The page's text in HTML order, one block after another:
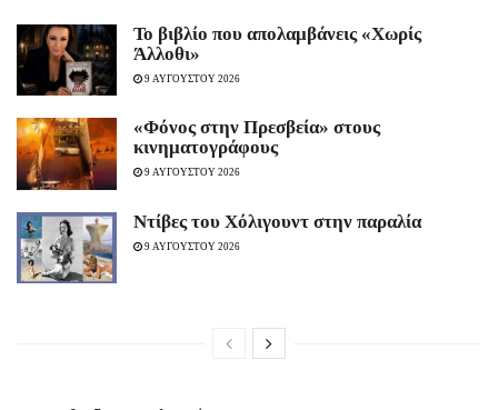
Το βιβλίο που απολαμβάνεις «Χωρίς
Άλλοθι»
9 ΑΥΓΟΥΣΤΟΥ 2026
«Φόνος στην Πρεσβεία» στους
κινηματογράφους
9 ΑΥΓΟΥΣΤΟΥ 2026
Ντίβες του Χόλιγουντ στην παραλία
9 ΑΥΓΟΥΣΤΟΥ 2026